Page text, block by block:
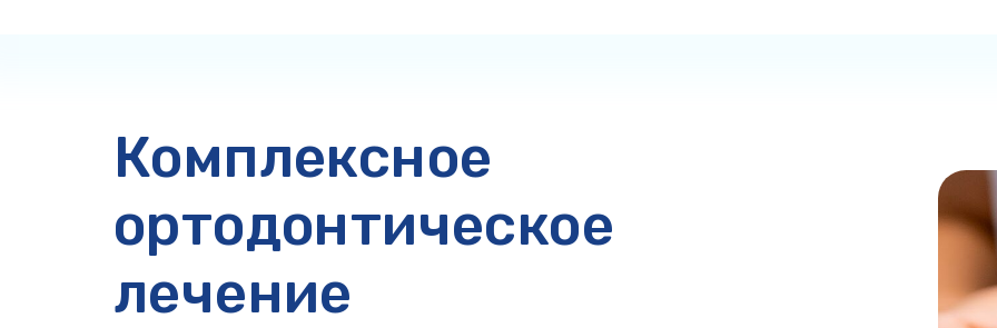
Комплексное
ортодонтическое
лечение